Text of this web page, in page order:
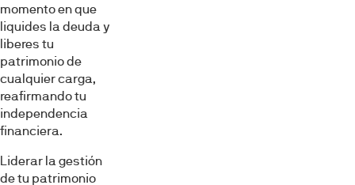
momento en que
liquides la deuda y
liberes tu
patrimonio de
cualquier carga,
reafirmando tu
independencia
financiera.
Liderar la gestión
de tu patrimonio